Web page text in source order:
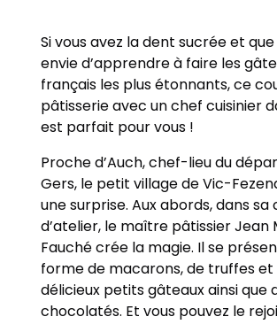
Si vous avez la dent sucrée et
envie d’apprendre à faire les
français les plus étonnants, ce
pâtisserie avec un chef cuisinier
est parfait pour vous !
Proche d’Auch, chef-lieu du
Gers, le petit village de Vic-
une surprise. Aux abords, dans sa
d’atelier, le maître pâtissier Jean
Fauché crée la magie. Il se
forme de macarons, de truffes
délicieux petits gâteaux ainsi que
chocolatés. Et vous pouvez le